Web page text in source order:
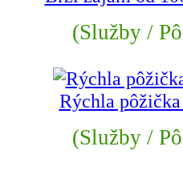
(Služby /
Rýchla
(Služby /